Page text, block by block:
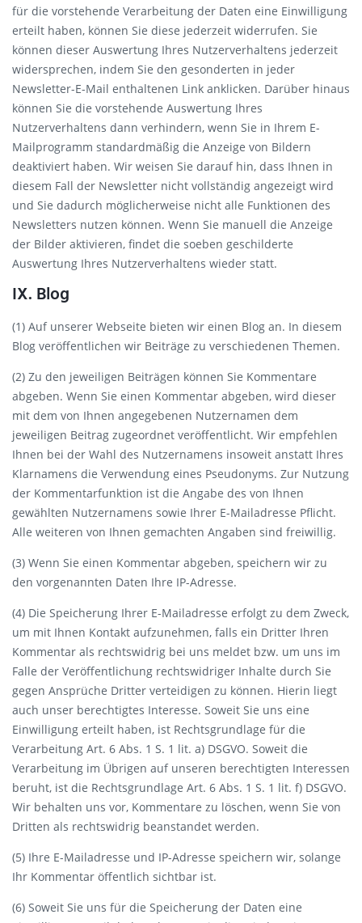
für die vorstehende Verarbeitung der Daten eine Einwilligung
erteilt haben, können Sie diese jederzeit widerrufen. Sie
können dieser Auswertung Ihres Nutzerverhaltens jederzeit
widersprechen, indem Sie den gesonderten in jeder
Newsletter-E-Mail enthaltenen Link anklicken. Darüber hinaus
können Sie die vorstehende Auswertung Ihres
Nutzerverhaltens dann verhindern, wenn Sie in Ihrem E-
Mailprogramm standardmäßig die Anzeige von Bildern
deaktiviert haben. Wir weisen Sie darauf hin, dass Ihnen in
diesem Fall der Newsletter nicht vollständig angezeigt wird
und Sie dadurch möglicherweise nicht alle Funktionen des
Newsletters nutzen können. Wenn Sie manuell die Anzeige
der Bilder aktivieren, findet die soeben geschilderte
Auswertung Ihres Nutzerverhaltens wieder statt.
IX. Blog
(1) Auf unserer Webseite bieten wir einen Blog an. In diesem
Blog veröffentlichen wir Beiträge zu verschiedenen Themen.
(2) Zu den jeweiligen Beiträgen können Sie Kommentare
abgeben. Wenn Sie einen Kommentar abgeben, wird dieser
mit dem von Ihnen angegebenen Nutzernamen dem
jeweiligen Beitrag zugeordnet veröffentlicht. Wir empfehlen
Ihnen bei der Wahl des Nutzernamens insoweit anstatt Ihres
Klarnamens die Verwendung eines Pseudonyms. Zur Nutzung
der Kommentarfunktion ist die Angabe des von Ihnen
gewählten Nutzernamens sowie Ihrer E-Mailadresse Pflicht.
Alle weiteren von Ihnen gemachten Angaben sind freiwillig.
(3) Wenn Sie einen Kommentar abgeben, speichern wir zu
den vorgenannten Daten Ihre IP-Adresse.
(4) Die Speicherung Ihrer E-Mailadresse erfolgt zu dem Zweck,
um mit Ihnen Kontakt aufzunehmen, falls ein Dritter Ihren
Kommentar als rechtswidrig bei uns meldet bzw. um uns im
Falle der Veröffentlichung rechtswidriger Inhalte durch Sie
gegen Ansprüche Dritter verteidigen zu können. Hierin liegt
auch unser berechtigtes Interesse. Soweit Sie uns eine
Einwilligung erteilt haben, ist Rechtsgrundlage für die
Verarbeitung Art. 6 Abs. 1 S. 1 lit. a) DSGVO. Soweit die
Verarbeitung im Übrigen auf unseren berechtigten Interessen
beruht, ist die Rechtsgrundlage Art. 6 Abs. 1 S. 1 lit. f) DSGVO.
Wir behalten uns vor, Kommentare zu löschen, wenn Sie von
Dritten als rechtswidrig beanstandet werden.
(5) Ihre E-Mailadresse und IP-Adresse speichern wir, solange
Ihr Kommentar öffentlich sichtbar ist.
(6) Soweit Sie uns für die Speicherung der Daten eine